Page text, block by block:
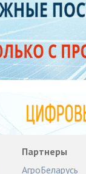
Партнеры
АгроБеларусь